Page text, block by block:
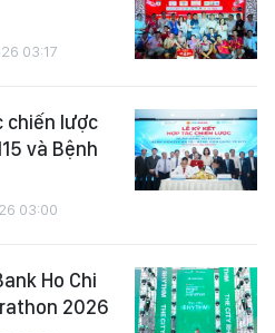
03:17
chiến lược
và Bệnh
03:00
Ho Chi
2026